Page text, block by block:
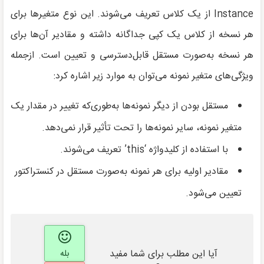
Instance از یک کلاس تعریف می‌شوند. این نوع متغیرها برای
هر نسخه از کلاس یک کپی جداگانه داشته و مقادیر آن‌ها برای
هر نسخه به‌صورت مستقل قابل‌دسترسی و تعیین است. ازجمله
ویژگی‌های متغیر نمونه می‌توان به موارد زیر اشاره کرد:
مستقل بودن از دیگر نمونه‌ها به‌طوری‌که تغییر در مقدار یک
متغیر نمونه، سایر نمونه‌ها را تحت تأثیر قرار نمی‌دهد.
با استفاده از کلیدواژه ‘this’ تعریف می‌شوند.
مقادیر اولیه برای هر نمونه به‌صورت مستقل در کنستراکتور
تعیین می‌شود.
آیا این مطلب برای شما مفید
بله